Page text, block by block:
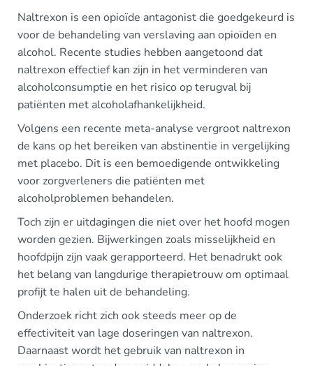
Naltrexon is een opioïde antagonist die goedgekeurd is
voor de behandeling van verslaving aan opioïden en
alcohol. Recente studies hebben aangetoond dat
naltrexon effectief kan zijn in het verminderen van
alcoholconsumptie en het risico op terugval bij
patiënten met alcoholafhankelijkheid.
Volgens een recente meta-analyse vergroot naltrexon
de kans op het bereiken van abstinentie in vergelijking
met placebo. Dit is een bemoedigende ontwikkeling
voor zorgverleners die patiënten met
alcoholproblemen behandelen.
Toch zijn er uitdagingen die niet over het hoofd mogen
worden gezien. Bijwerkingen zoals misselijkheid en
hoofdpijn zijn vaak gerapporteerd. Het benadrukt ook
het belang van langdurige therapietrouw om optimaal
profijt te halen uit de behandeling.
Onderzoek richt zich ook steeds meer op de
effectiviteit van lage doseringen van naltrexon.
Daarnaast wordt het gebruik van naltrexon in